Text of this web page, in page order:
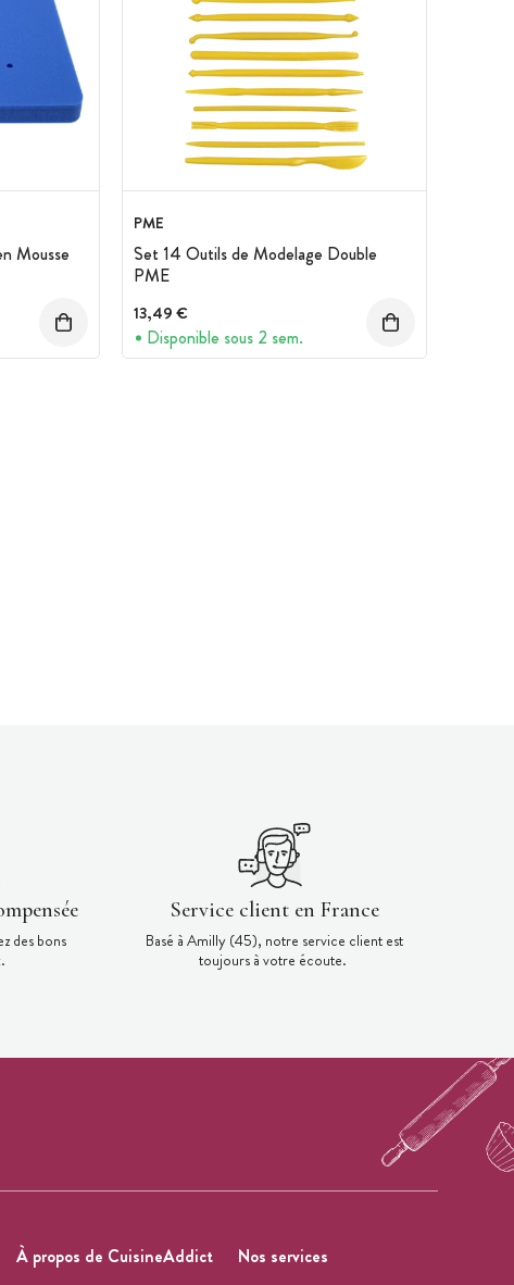
Mousse
PME
Set 14 Outils de Modelage Double
PME
13,49 €
Disponible sous 2 sem.
des bons
Service client en France
Basé à Amilly (45), notre service client est
toujours à votre écoute.
À propos de CuisineAddict
Nos services